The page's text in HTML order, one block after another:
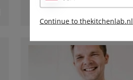
Continue to thekitchenlab.nl